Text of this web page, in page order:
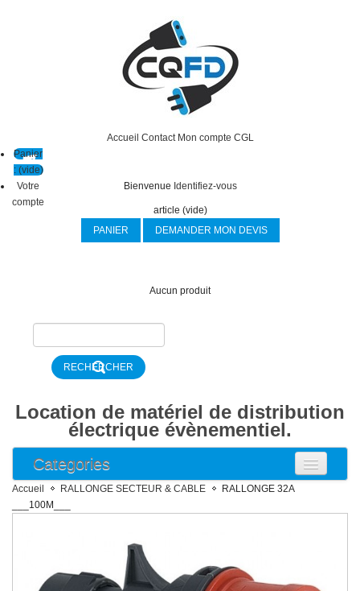
Accueil Contact Mon compte CGL
Panier
: (vide)
Votre
compte
Bienvenue Identifiez-vous
article (vide)
PANIER
DEMANDER MON DEVIS
Aucun produit
Location de matériel de distribution
électrique évènementiel.
Categories
ARMOIRE ELECTRIQUE
ARMOIRE COMPTAGE
BOITIER DE DISTRIBUTION
DISJONCTEUR DIFFERENTIEL
DISJONCTEUR
Accueil RALLONGE SECTEUR & CABLE
RALLONGE 32A
___100M___